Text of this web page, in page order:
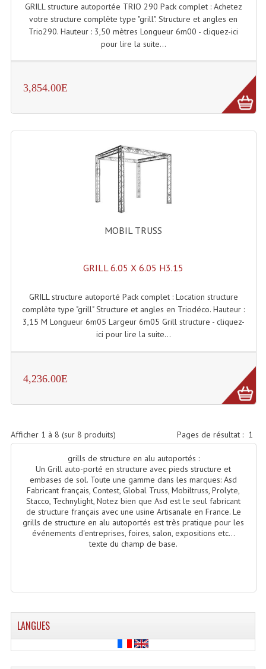
Lampes Ampoules
Ampoules - Tubes Lumière Noire Black Gun
Lampes Dichroique
Lampes Leds
Lampes PAR
Lampes Théatre
Les Packs Light
Panneaux, Piste Danse À Leds
Petit Effets Lumineux
Projecteur Led Sur Batterie
Projecteurs Barres De Leds
Projecteurs Déco À Leds
Projecteurs Leds
Projecteurs Plafonniers Et Encastrés
Projecteurs Théâtre Led
Projecteurs Par : 16 À 64 Et Autres
GRILL structure autoportée TRIO 290 Pack complet : Achetez
votre structure complète type "grill". Structure et angles en
Trio290. Hauteur : 3,50 mètres Longueur 6m00 - cliquez-ici
pour lire la suite...
3,854.00E
MOBIL TRUSS
GRILL 6.05 X 6.05 H3.15
GRILL structure autoporté Pack complet : Location structure
complète type "grill" Structure et angles en Triodéco. Hauteur :
3,15 M Longueur 6m05 Largeur 6m05 Grill structure - cliquez-
ici pour lire la suite...
4,236.00E
Pages de résultat : 1
Afficher 1 à 8 (sur 8 produits)
grills de structure en alu autoportés :
Un Grill auto-porté en structure avec pieds structure et
embases de sol. Toute une gamme dans les marques: Asd
Fabricant français, Contest, Global Truss, Mobiltruss, Prolyte,
Stacco, Technylight, Notez bien que Asd est le seul fabricant
de structure français avec une usine Artisanale en France. Le
grills de structure en alu autoportés est très pratique pour les
événements d'entreprises, foires, salon, expositions etc...
texte du champ de base.
LANGUES